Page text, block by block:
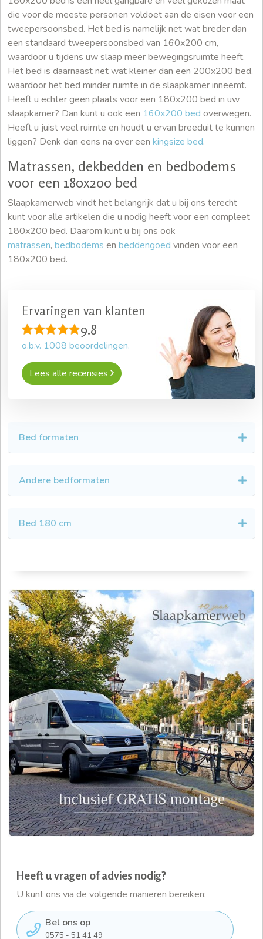
Heeft u vragen of advies nodig?
U kunt ons via de volgende manieren bereiken:
Bel ons op
0575 - 51 41 49
die voor de meeste personen voldoet aan de eisen voor een
tweepersoonsbed. Het bed is namelijk net wat breder dan
een standaard tweepersoonsbed van 160x200 cm,
waardoor u tijdens uw slaap meer bewegingsruimte heeft.
Het bed is daarnaast net wat kleiner dan een 200x200 bed,
waardoor het bed minder ruimte in de slaapkamer inneemt.
Heeft u echter geen plaats voor een 180x200 bed in uw
slaapkamer? Dan kunt u ook een 160x200 bed overwegen.
Heeft u juist veel ruimte en houdt u ervan breeduit te kunnen
liggen? Denk dan eens na over een kingsize bed.
Matrassen, dekbedden en bedbodems
voor een 180x200 bed
Slaapkamerweb vindt het belangrijk dat u bij ons terecht
kunt voor alle artikelen die u nodig heeft voor een compleet
180x200 bed. Daarom kunt u bij ons ook
matrassen, bedbodems en beddengoed vinden voor een
180x200 bed.
Ervaringen van klanten
9.8
o.b.v. 1008 beoordelingen.
Lees alle recensies
Bed formaten
Andere bedformaten
Bed 180 cm